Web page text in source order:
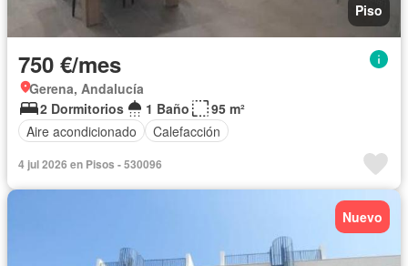
Piso
750 €/mes
Gerena, Andalucía
2 Dormitorios
1 Baño
95 m²
Aire acondicionado
Calefacción
4 jul 2026 en Pisos - 530096
Nuevo